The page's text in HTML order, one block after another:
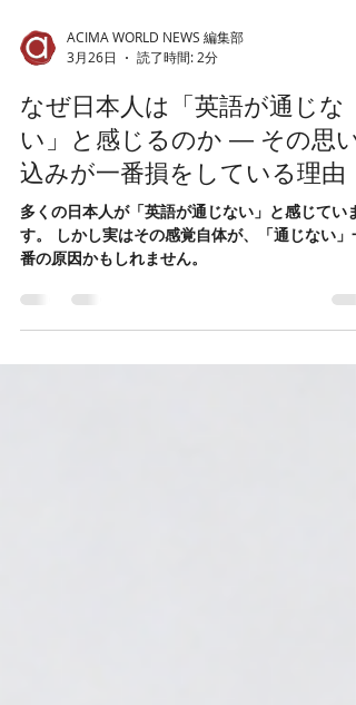
3月26日
読了時間: 2分
なぜ日本人は「英語が通じな
い」と感じるのか ― その思い
込みが一番損をしている理由
多くの日本人が「英語が通じない」と感じていま
番の原因かもしれません。